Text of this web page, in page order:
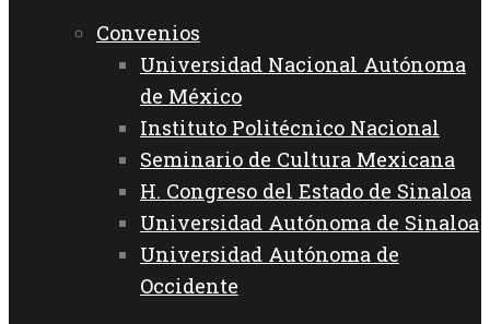
Convenios
Universidad Nacional Autónoma
de México
Instituto Politécnico Nacional
Seminario de Cultura Mexicana
H. Congreso del Estado de Sinaloa
Universidad Autónoma de Sinaloa
Universidad Autónoma de
Occidente